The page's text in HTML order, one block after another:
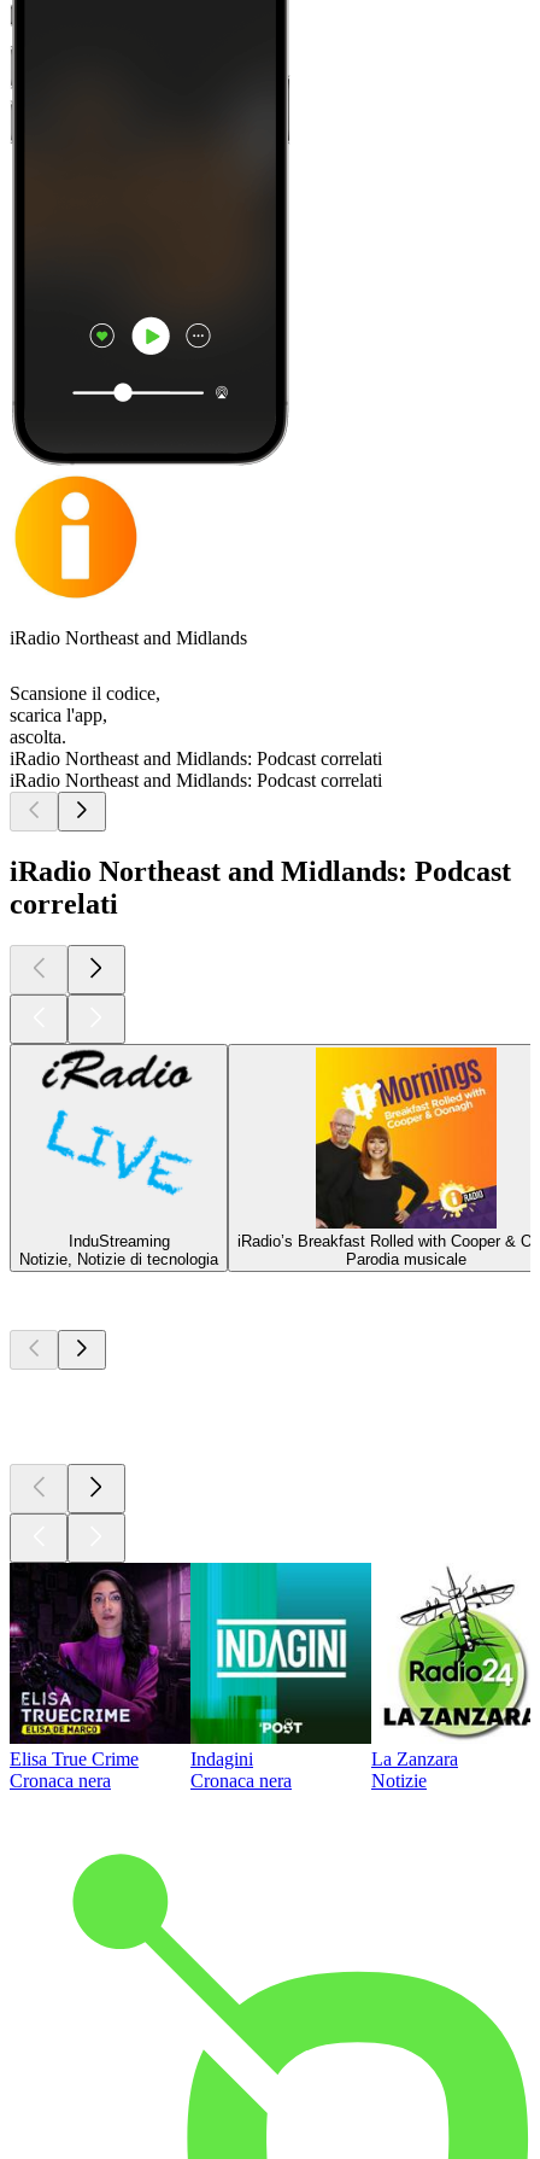
iRadio Northeast and Midlands
Scansione il codice,
scarica l'app,
ascolta.
iRadio Northeast and Midlands: Podcast correlati
iRadio Northeast and Midlands: Podcast correlati
iRadio Northeast and Midlands: Podcast
correlati
InduStreaming
Notizie, Notizie di tecnologia
iRadio’s Breakfast Rolled with Cooper &
Parodia musicale
Elisa True Crime
Cronaca nera
Indagini
Cronaca nera
La Zanzara
Notizie